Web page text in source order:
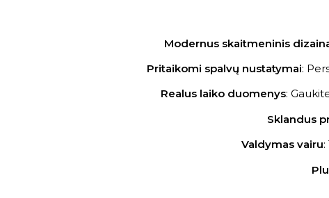
Modernus skaitmeninis
Pritaikomi spalvų nustatymai:
Realus laiko duomenys:
Sklandus
Valdymas vairu